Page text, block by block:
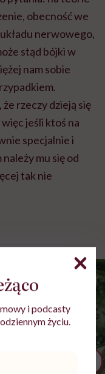
obecność we
nerwowego,
stąd bójki w
nam sobie
rzeczy dzieją się
jeśli ktoś na
specjalnie i
mu się od
tak nie
i podcasty
życiu.